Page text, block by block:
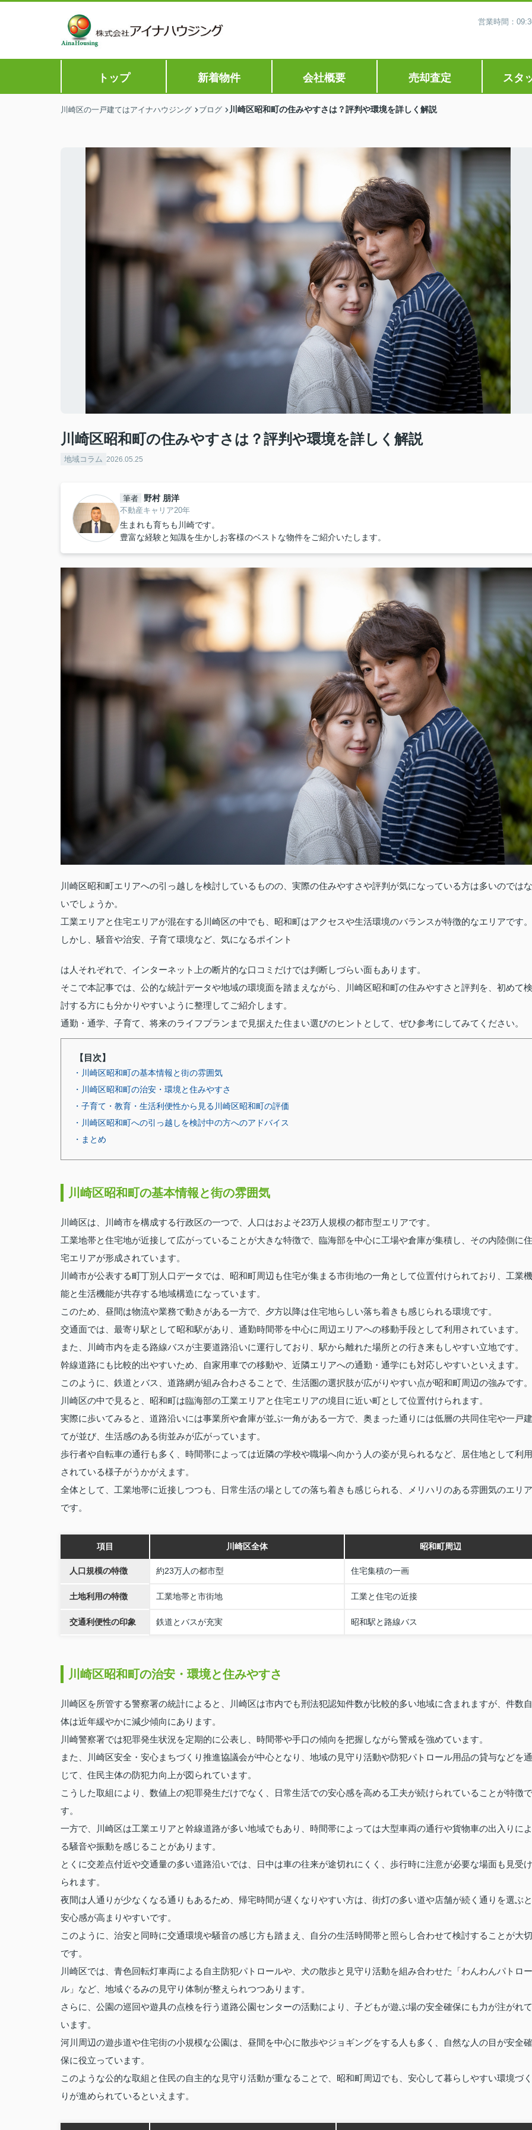
営業時間：
トップ 新着物件 会社概要 売却査定 スタ
川崎区の一戸建てはアイナハウジング ブログ 川崎区昭和町の住みやすさは？評判や環境を詳しく解説
川崎区昭和町の住みやすさは？評判や環境を詳しく解説
地域コラム 2026.05.25
筆者 野村 朋洋
不動産キャリア20年
生まれも育ちも川崎です。
豊富な経験と知識を生かしお客様のベストな物件をご紹介いたします。
川崎区昭和町エリアへの引っ越しを検討しているものの、実際の住みやすさや評判が気になっている方は多いのではな
いでしょうか。
工業エリアと住宅エリアが混在する川崎区の中でも、昭和町はアクセスや生活環境のバランスが特徴的なエリアです。
しかし、騒音や治安、子育て環境など、気になるポイント
は人それぞれで、インターネット上の断片的な口コミだけでは判断しづらい面もあります。
そこで本記事では、公的な統計データや地域の環境面を踏まえながら、川崎区昭和町の住みやすさと評判を、初めて検
討する方にも分かりやすいように整理してご紹介します。
通勤・通学、子育て、将来のライフプランまで見据えた住まい選びのヒントとして、ぜひ参考にしてみてください。
【目次】
・川崎区昭和町の基本情報と街の雰囲気
・川崎区昭和町の治安・環境と住みやすさ
・子育て・教育・生活利便性から見る川崎区昭和町の評価
・川崎区昭和町への引っ越しを検討中の方へのアドバイス
・まとめ
川崎区昭和町の基本情報と街の雰囲気
川崎区は、川崎市を構成する行政区の一つで、人口はおよそ23万人規模の都市型エリアです。
工業地帯と住宅地が近接して広がっていることが大きな特徴で、臨海部を中心に工場や倉庫が集積し、その内陸側に住
宅エリアが形成されています。
川崎市が公表する町丁別人口データでは、昭和町周辺も住宅が集まる市街地の一角として位置付けられており、工業機
能と生活機能が共存する地域構造になっています。
このため、昼間は物流や業務で動きがある一方で、夕方以降は住宅地らしい落ち着きも感じられる環境です。
交通面では、最寄り駅として昭和駅があり、通勤時間帯を中心に周辺エリアへの移動手段として利用されています。
また、川崎市内を走る路線バスが主要道路沿いに運行しており、駅から離れた場所との行き来もしやすい立地です。
幹線道路にも比較的出やすいため、自家用車での移動や、近隣エリアへの通勤・通学にも対応しやすいといえます。
このように、鉄道とバス、道路網が組み合わさることで、生活圏の選択肢が広がりやすい点が昭和町周辺の強みです。
川崎区の中で見ると、昭和町は臨海部の工業エリアと住宅エリアの境目に近い町として位置付けられます。
実際に歩いてみると、道路沿いには事業所や倉庫が並ぶ一角がある一方で、奥まった通りには低層の共同住宅や一戸建
てが並び、生活感のある街並みが広がっています。
歩行者や自転車の通行も多く、時間帯によっては近隣の学校や職場へ向かう人の姿が見られるなど、居住地として利用
されている様子がうかがえます。
全体として、工業地帯に近接しつつも、日常生活の場としての落ち着きも感じられる、メリハリのある雰囲気のエリア
です。
項目 川崎区全体 昭和町周辺
人口規模の特徴 約23万人の都市型 住宅集積の一画
土地利用の特徴 工業地帯と市街地 工業と住宅の近接
交通利便性の印象 鉄道とバスが充実 昭和駅と路線バス
川崎区昭和町の治安・環境と住みやすさ
川崎区を所管する警察署の統計によると、川崎区は市内でも刑法犯認知件数が比較的多い地域に含まれますが、件数自
体は近年緩やかに減少傾向にあります。
川崎警察署では犯罪発生状況を定期的に公表し、時間帯や手口の傾向を把握しながら警戒を強めています。
また、川崎区安全・安心まちづくり推進協議会が中心となり、地域の見守り活動や防犯パトロール用品の貸与などを通
じて、住民主体の防犯力向上が図られています。
こうした取組により、数値上の犯罪発生だけでなく、日常生活での安心感を高める工夫が続けられていることが特徴で
す。
一方で、川崎区は工業エリアと幹線道路が多い地域でもあり、時間帯によっては大型車両の通行や貨物車の出入りによ
る騒音や振動を感じることがあります。
とくに交差点付近や交通量の多い道路沿いでは、日中は車の往来が途切れにくく、歩行時に注意が必要な場面も見受け
られます。
夜間は人通りが少なくなる通りもあるため、帰宅時間が遅くなりやすい方は、街灯の多い道や店舗が続く通りを選ぶと
安心感が高まりやすいです。
このように、治安と同時に交通環境や騒音の感じ方も踏まえ、自分の生活時間帯と照らし合わせて検討することが大切
です。
川崎区では、青色回転灯車両による自主防犯パトロールや、犬の散歩と見守り活動を組み合わせた「わんわんパトロー
ル」など、地域ぐるみの見守り体制が整えられつつあります。
さらに、公園の巡回や遊具の点検を行う道路公園センターの活動により、子どもが遊ぶ場の安全確保にも力が注がれて
います。
河川周辺の遊歩道や住宅街の小規模な公園は、昼間を中心に散歩やジョギングをする人も多く、自然な人の目が安全確
保に役立っています。
このような公的な取組と住民の自主的な見守り活動が重なることで、昭和町周辺でも、安心して暮らしやすい環境づく
りが進められているといえます。